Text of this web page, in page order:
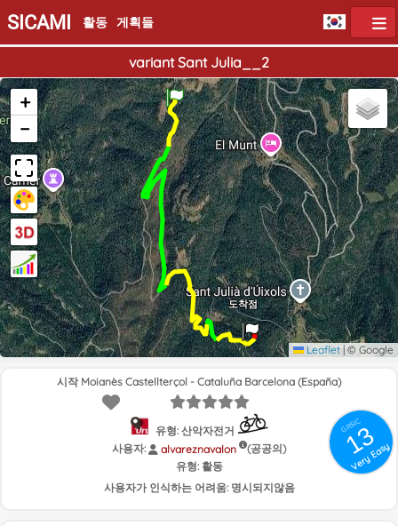
SICAMI 활동 게획들
variant Sant Julia__2
출발점
도착점
+
−
Leaflet | © Google
GRSIC
13
Very Easy
시작 Moianès Castellterçol - Cataluña Barcelona (España)
유형: 산악자전거
사용자:
alvareznavalon
(공공의)
유형: 활동
사용자가 인식하는 어려움: 명시되지않음